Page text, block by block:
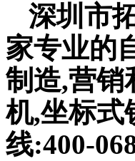
深圳市
家专业的
制造,营销
机,坐标式
线:400-